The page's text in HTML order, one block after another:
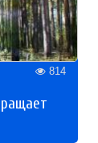
814